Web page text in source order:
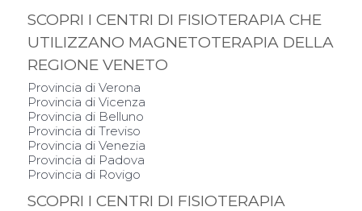
SCOPRI I CENTRI DI FISIOTERAPIA CHE
UTILIZZANO MAGNETOTERAPIA DELLA
REGIONE VENETO
Provincia di Verona
Provincia di Vicenza
Provincia di Belluno
Provincia di Treviso
Provincia di Venezia
Provincia di Padova
Provincia di Rovigo
SCOPRI I CENTRI DI FISIOTERAPIA